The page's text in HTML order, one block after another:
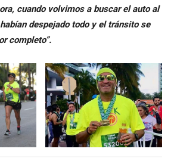
cuando volvimos a buscar el auto al
despejado todo y el tránsito se
completo”.